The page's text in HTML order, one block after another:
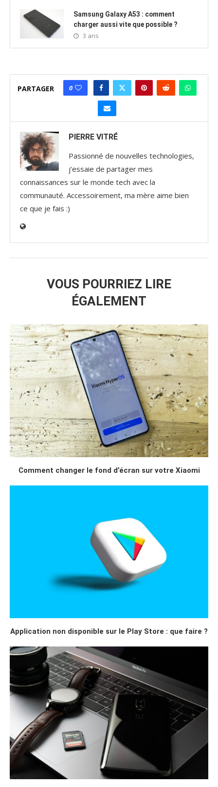
Samsung Galaxy A53 : comment
charger aussi vite que possible ?
3 ans
PARTAGER 0
PIERRE VITRÉ
Passionné de nouvelles technologies,
j'essaie de partager mes
connaissances sur le monde tech avec la
communauté. Accessoirement, ma mère aime bien
ce que je fais :)
VOUS POURRIEZ LIRE
ÉGALEMENT
Comment changer le fond d’écran sur votre Xiaomi
Application non disponible sur le Play Store : que faire ?